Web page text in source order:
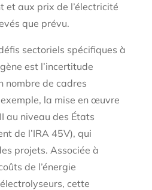
et aux prix de l’électricité
que prévu.
sectoriels spécifiques à
est l’incertitude
nombre de cadres
la mise en œuvre
au niveau des États
de l’IRA 45V), qui
projets. Associée à
de l’énergie
cette